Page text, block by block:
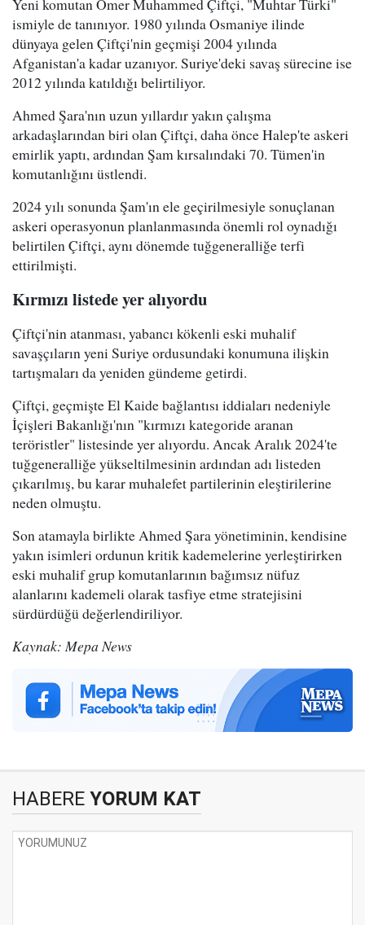
Yeni komutan Ömer Muhammed Çiftçi, "Muhtar Türki"
ismiyle de tanınıyor. 1980 yılında Osmaniye ilinde
dünyaya gelen Çiftçi'nin geçmişi 2004 yılında
Afganistan'a kadar uzanıyor. Suriye'deki savaş sürecine ise
2012 yılında katıldığı belirtiliyor.
Ahmed Şara'nın uzun yıllardır yakın çalışma
arkadaşlarından biri olan Çiftçi, daha önce Halep'te askeri
emirlik yaptı, ardından Şam kırsalındaki 70. Tümen'in
komutanlığını üstlendi.
2024 yılı sonunda Şam'ın ele geçirilmesiyle sonuçlanan
askeri operasyonun planlanmasında önemli rol oynadığı
belirtilen Çiftçi, aynı dönemde tuğgeneralliğe terfi
ettirilmişti.
Kırmızı listede yer alıyordu
Çiftçi'nin atanması, yabancı kökenli eski muhalif
savaşçıların yeni Suriye ordusundaki konumuna ilişkin
tartışmaları da yeniden gündeme getirdi.
Çiftçi, geçmişte El Kaide bağlantısı iddiaları nedeniyle
İçişleri Bakanlığı'nın "kırmızı kategoride aranan
teröristler" listesinde yer alıyordu. Ancak Aralık 2024'te
tuğgeneralliğe yükseltilmesinin ardından adı listeden
çıkarılmış, bu karar muhalefet partilerinin eleştirilerine
neden olmuştu.
Son atamayla birlikte Ahmed Şara yönetiminin, kendisine
yakın isimleri ordunun kritik kademelerine yerleştirirken
eski muhalif grup komutanlarının bağımsız nüfuz
alanlarını kademeli olarak tasfiye etme stratejisini
sürdürdüğü değerlendiriliyor.
Kaynak: Mepa News
HABERE YORUM KAT